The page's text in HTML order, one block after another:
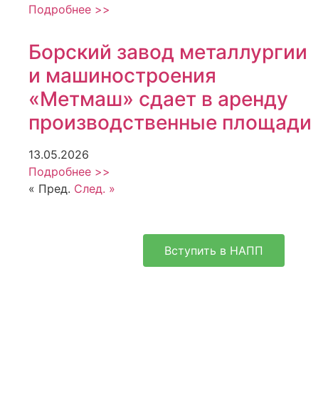
Подробнее >>
Борский завод металлургии
и машиностроения
«Метмаш» сдает в аренду
производственные площади
13.05.2026
Подробнее >>
« Пред. След. »
Вступить в НАПП